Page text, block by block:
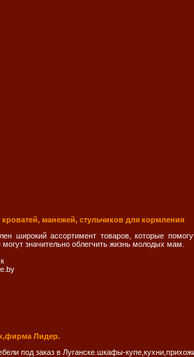
кроватей, манежей, стульчиков для кормления
широкий ассортимент товаров, которые
значительно облегчить жизнь молодых мам.
Лидер.
под заказ в Луганске.шкафы-